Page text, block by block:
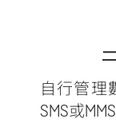
自行管理
SMS或